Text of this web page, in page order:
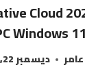
Cloud
Windows
ديسمبر 22, 2025